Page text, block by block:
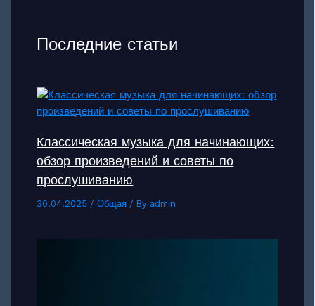
Последние статьи
Классическая музыка для начинающих:
обзор произведений и советы по
прослушиванию
30.04.2025/Общая / By admin